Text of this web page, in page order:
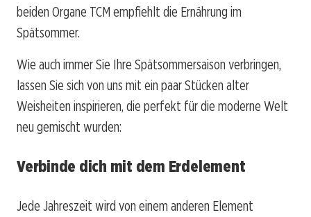
beiden Organe TCM empfiehlt die Ernährung im
Spätsommer.
Wie auch immer Sie Ihre Spätsommersaison verbringen,
lassen Sie sich von uns mit ein paar Stücken alter
Weisheiten inspirieren, die perfekt für die moderne Welt
neu gemischt wurden:
Verbinde dich mit dem Erdelement
Jede Jahreszeit wird von einem anderen Element